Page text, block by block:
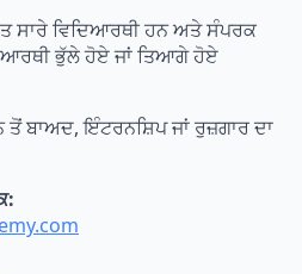
ਸਾਰੇ ਵਿਦਿਆਰਥੀ ਹਨ ਅਤੇ ਸੰਪਰਕ
ਭੁੱਲੇ ਹੋਏ ਜਾਂ ਤਿਆਗੇ ਹੋਏ
ਬਾਅਦ, ਇੰਟਰਨਸ਼ਿਪ ਜਾਂ ਰੁਜ਼ਗਾਰ ਦਾ